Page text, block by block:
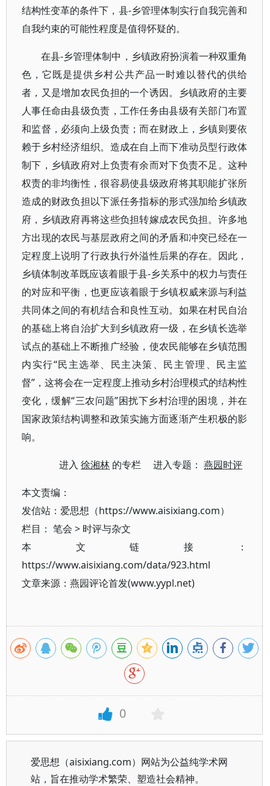
结构性变革的条件下，县-乡管理体制实行自我完善和
自我约束的可能性程度是值得怀疑的。
在县-乡管理体制中，乡镇政府扮演着一种双重角
色，它既是提供乡村公共产品一时难以替代的供给
者，又是增加农民负担的一个诱因。乡镇政府的主要
人事任命由县级负责，工作任务由县级有关部门布置
和监督，必须向上级负责；而在财政上，乡镇则要依
赖于乡村经济组织。造成在自上而下准动员型行政体
制下，乡镇政府对上负责有余而对下负责不足。这种
权责的非均衡性，很容易使县级政府将其职能扩张所
造成的财政负担以下派任务指标的形式强加给乡镇政
府，乡镇政府再将这些负担转嫁成农民负担。许多地
方出现的农民与基层政府之间的矛盾和冲突已经在一
定程度上说明了行政执行外溢性后果的存在。因此，
乡镇体制改革既应该着眼于县-乡关系中的权力与责任
的对应和平衡，也更应该着眼于乡镇权威来源与利益
共同体之间的有机结合和良性互动。如果在村民自治
的基础上将自治扩大到乡镇政府一级，在乡镇长选举
试点的基础上不断推广经验，使农民能够在乡镇范围
内实行“民主选举、民主决策、民主管理、民主监
督”，这将会在一定程度上推动乡村治理模式的结构性
变化，缓解“三农问题”困扰下乡村治理的困境，并在
国家政策结构调整和政策实施方面逐渐产生积极的影
响。
进入徐湘林 的专栏 进入专题：燕园时评
本文责编：
发信站：爱思想（https://www.aisixiang.com）
栏目： 笔会 > 时评与杂文
本文链接：
https://www.aisixiang.com/data/923.html
文章来源：燕园评论首发(www.yypl.net)
0
爱思想（aisixiang.com）网站为公益纯学术网
站，旨在推动学术繁荣、塑造社会精神。